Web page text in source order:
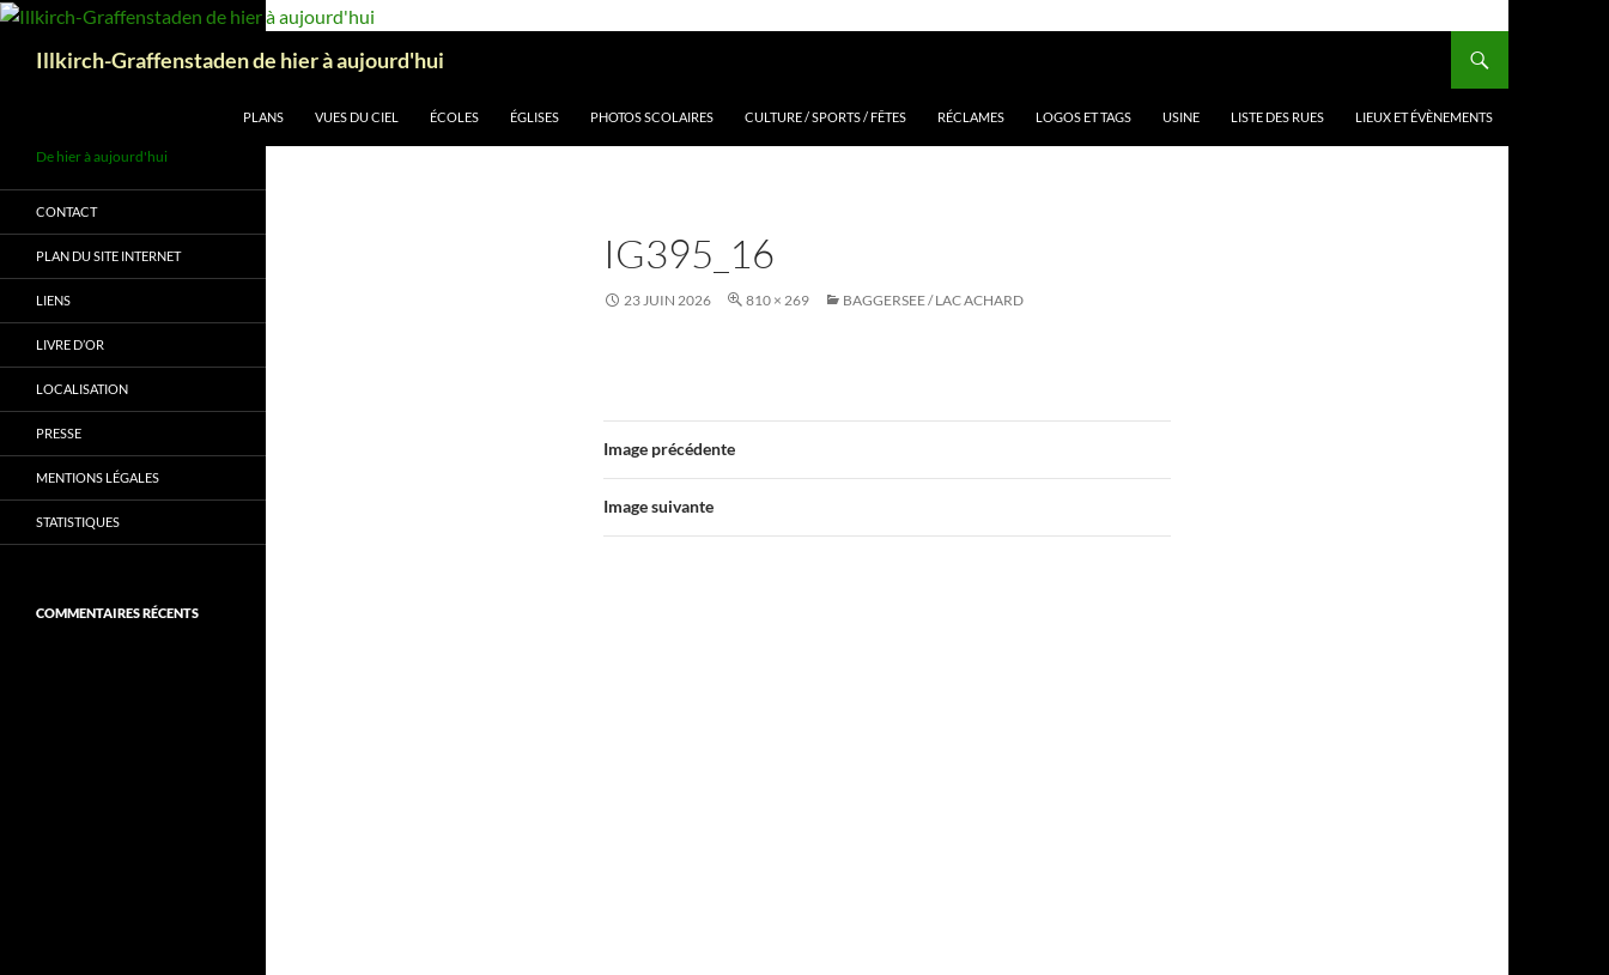
Aller
contenuIllkirch-Graffenstaden de hier à aujourd'hui
PLANS VUES DU CIEL ÉCOLES ÉGLISES PHOTOS SCOLAIRES CULTURE / SPORTS / FÊTES RÉCLAMES LOGOS ET TAGS USINE LISTE DES RUES LIEUX ET ÉVÈNEMENTS
IG395_16
23 JUIN 2026 810 × 269 BAGGERSEE / LAC ACHARD
Image précédente
Image suivante
De hier à aujourd'hui
CONTACT
PLAN DU SITE INTERNET
LIENS
LIVRE D’OR
LOCALISATION
PRESSE
MENTIONS LÉGALES
STATISTIQUES
COMMENTAIRES RÉCENTS